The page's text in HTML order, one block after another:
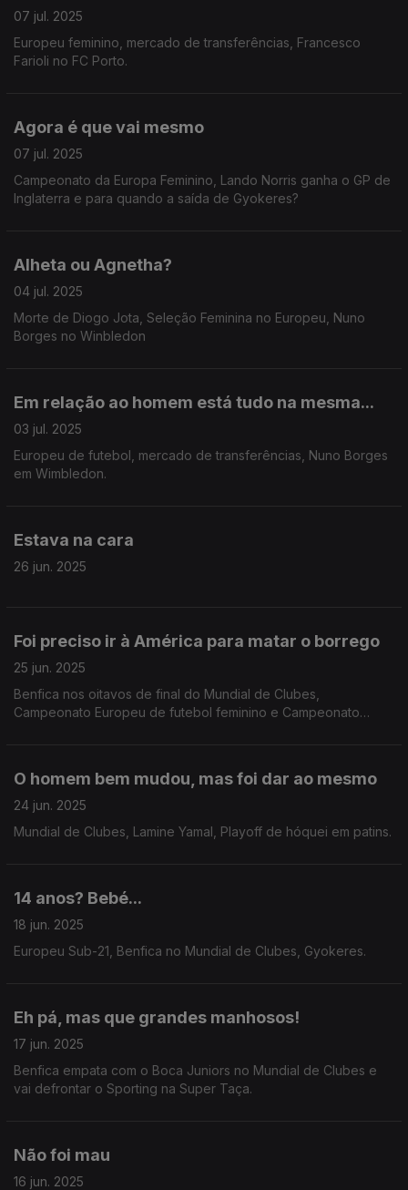
07 jul. 2025
Europeu feminino, mercado de transferências, Francesco
Farioli no FC Porto.
Agora é que vai mesmo
07 jul. 2025
Campeonato da Europa Feminino, Lando Norris ganha o GP de
Inglaterra e para quando a saída de Gyokeres?
Alheta ou Agnetha?
04 jul. 2025
Morte de Diogo Jota, Seleção Feminina no Europeu, Nuno
Borges no Winbledon
Em relação ao homem está tudo na mesma...
03 jul. 2025
Europeu de futebol, mercado de transferências, Nuno Borges
em Wimbledon.
Estava na cara
26 jun. 2025
Foi preciso ir à América para matar o borrego
25 jun. 2025
Benfica nos oitavos de final do Mundial de Clubes,
Campeonato Europeu de futebol feminino e Campeonato
O homem bem mudou, mas foi dar ao mesmo
24 jun. 2025
Mundial de Clubes, Lamine Yamal, Playoff de hóquei em patins.
14 anos? Bebé...
18 jun. 2025
Europeu Sub-21, Benfica no Mundial de Clubes, Gyokeres.
Eh pá, mas que grandes manhosos!
17 jun. 2025
Benfica empata com o Boca Juniors no Mundial de Clubes e
vai defrontar o Sporting na Super Taça.
Não foi mau
16 jun. 2025